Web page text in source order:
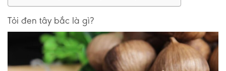
Tỏi đen tây bắc là gì?